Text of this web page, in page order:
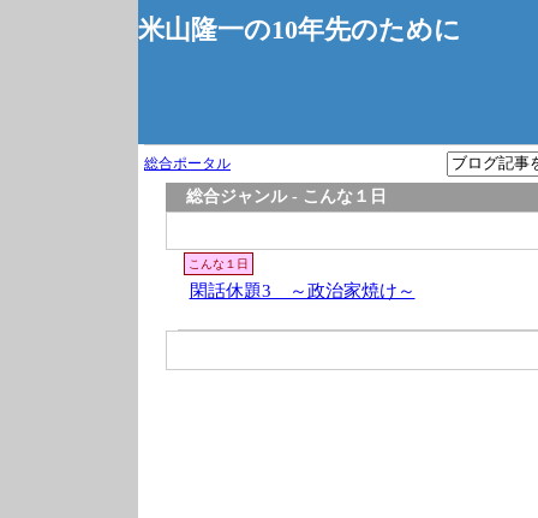
米山隆一の10年先のために
総合ポータル
総合ジャンル - こんな１日
こんな１日
閑話休題3 ～政治家焼け～